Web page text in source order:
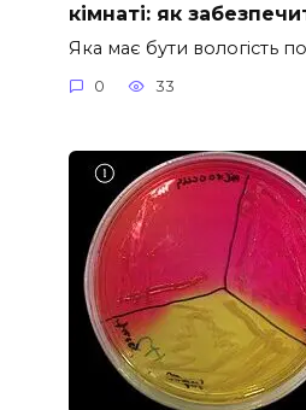
кімнаті: як
Яка має бути вологість
0 33